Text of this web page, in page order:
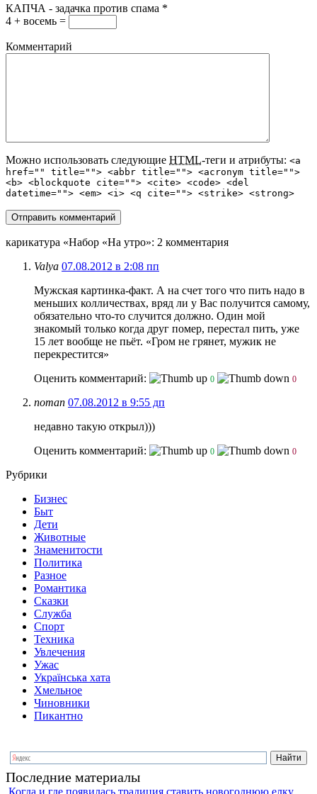
КАПЧА - задачка против спама *
4 + восемь =
Комментарий
Можно использовать следующие HTML-теги и атрибуты: <a
href="" title=""> <abbr title=""> <acronym title="">
<b> <blockquote cite=""> <cite> <code> <del
datetime=""> <em> <i> <q cite=""> <strike> <strong>
карикатура «Набор «На утро»: 2 комментария
Valya 07.08.2012 в 2:08 пп
Мужская картинка-факт. А на счет того что пить надо в
меньших колличествах, вряд ли у Вас получится самому,
обязательно что-то случится должно. Один мой
знакомый только когда друг помер, перестал пить, уже
15 лет вообще не пьёт. «Гром не грянет, мужик не
перекрестится»
Оценить комментарий:
0 0
потап 07.08.2012 в 9:55 дп
недавно такую открыл)))
Оценить комментарий:
0 0
Рубрики
Бизнес
Быт
Дети
Животные
Знаменитости
Политика
Разное
Романтика
Сказки
Служба
Спорт
Техника
Увлечения
Ужас
Українська хата
Хмельное
Чиновники
Пикантно
Последние материалы
Когда и где появилась традиция ставить новогоднюю елку